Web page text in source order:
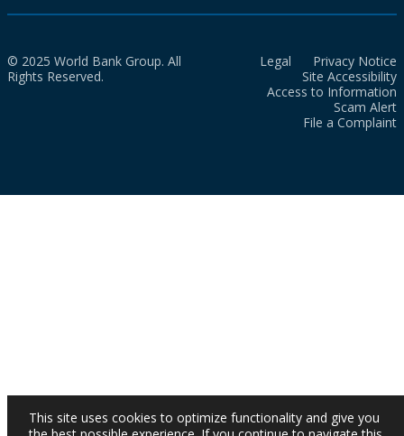
© 2025 World Bank Group. All
Rights Reserved.
Legal
Privacy Notice
Site Accessibility
Access to Information
Scam Alert
File a Complaint
This site uses cookies to optimize functionality and give you